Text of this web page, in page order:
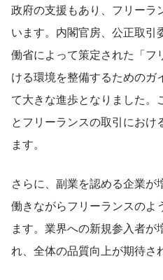
政府の支援もあり、フリーラ
います。内閣官房、公正取引
働省によって策定された「フ
ける環境を整備するためのガ
て大きな進歩となりました
とフリーランスの取引にお
ます。
さらに、副業を認める企業が
働きながらフリーランスのよ
ます。業界への新規参入者が
れ、全体の品質向上が期待さ